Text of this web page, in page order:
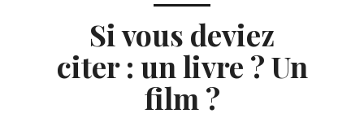
Si vous deviez
citer : un livre ? Un
film ?